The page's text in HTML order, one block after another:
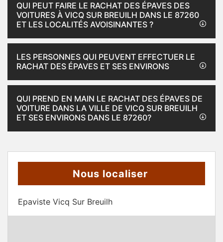
QUI PEUT FAIRE LE RACHAT DES ÉPAVES DES
VOITURES À VICQ SUR BREUILH DANS LE 87260
ET LES LOCALITÉS AVOISINANTES ?
LES PERSONNES QUI PEUVENT EFFECTUER LE
RACHAT DES ÉPAVES ET SES ENVIRONS
QUI PREND EN MAIN LE RACHAT DES ÉPAVES DE
VOITURE DANS LA VILLE DE VICQ SUR BREUILH
ET SES ENVIRONS DANS LE 87260?
Nous localiser
Epaviste Vicq Sur Breuilh